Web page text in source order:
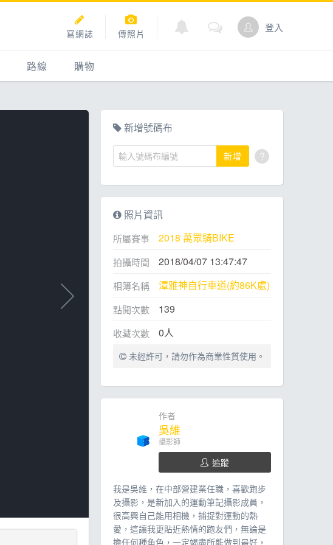
寫網誌 傳照片 登入
路線 購物
點數商城
新增號碼布
新增 ?
照片資訊
所屬賽事 2018 萬眾騎BIKE
拍攝時間 2018/04/07 13:47:47
相簿名稱 潭雅神自行車道(約86K處)
點閱次數 139
收藏次數 0人
未經許可，請勿作為商業性質使用。
作者
吳維
攝影師
追蹤
我是吳維，在中部營建業任職，喜歡跑步
及攝影，是新加入的運動筆記攝影成員，
很高興自己能用相機，捕捉對運動的熱
愛，這讓我更貼近熱情的跑友們，無論是
擔任何種角色，一定竭盡所能做到最好，